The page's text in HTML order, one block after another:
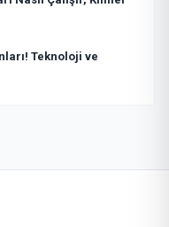
Teknoloji ve